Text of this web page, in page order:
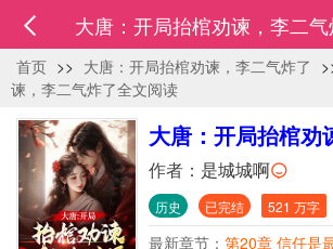
大唐：开局抬棺劝谏，李二
首页 >> 大唐：开局抬棺劝谏，李二气炸了
谏，李二气炸了全文阅读
大唐：开局抬棺劝
作者： 是城城啊
历史 已完结 521 万字
最新章节： 第20章 信任是